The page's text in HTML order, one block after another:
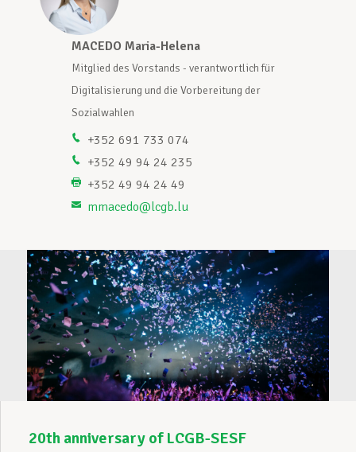
Unterstützung im Privatleben
Berufliche Weiterentwicklung
Mitglied werden
MACEDO Maria-Helena
Mitglied des Vorstands - verantwortlich für
Digitalisierung und die Vorbereitung der
Sozialwahlen
+352 691 733 074
+352 49 94 24 235
+352 49 94 24 49
mmacedo@lcgb.lu
20th anniversary of LCGB-SESF